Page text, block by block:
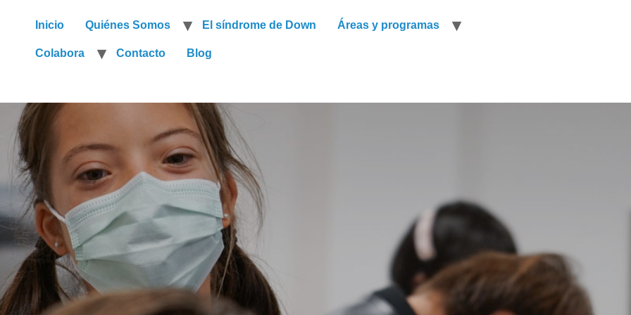
Inicio Quiénes Somos El síndrome de Down Áreas y programas
Colabora Contacto Blog